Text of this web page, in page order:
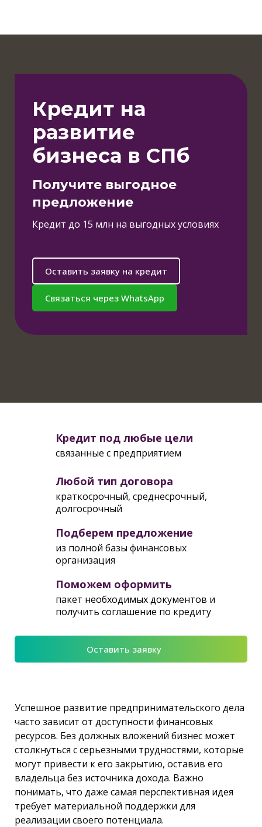
Кредит на
развитие
бизнеса в СПб
Получите выгодное
предложение
Кредит до 15 млн на выгодных условиях
Оставить заявку на кредит
Связаться через WhatsApp
Успешное развитие предпринимательского дела
часто зависит от доступности финансовых
ресурсов. Без должных вложений бизнес может
столкнуться с серьезными трудностями, которые
могут привести к его закрытию, оставив его
владельца без источника дохода. Важно
понимать, что даже самая перспективная идея
требует материальной поддержки для
реализации своего потенциала.
Кредит под любые цели
связанные с предприятием
Любой тип договора
краткосрочный, среднесрочный,
долгосрочный
Подберем предложение
из полной базы финансовых
организация
Поможем оформить
пакет необходимых документов и
получить соглашение по кредиту
Оставить заявку